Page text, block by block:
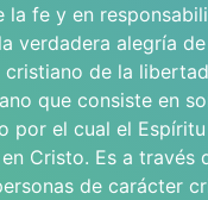
la fe y en
verdadera alegría
de la
que consiste en
por el cual el
Cristo. Es a través
de carácter